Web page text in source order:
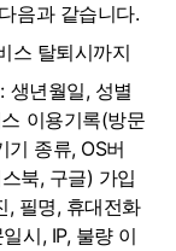
음과 같습니다.
스 탈퇴시까지
생년월일, 성별
이용기록(방문
기 종류, OS버
북, 구글) 가입
, 필명, 휴대전화
시, IP, 불량 이